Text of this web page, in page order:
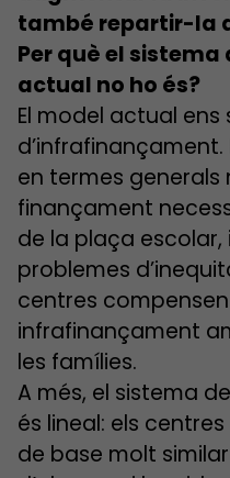
també repartir-la
Per què el
actual no ho és?
El model actual
en termes generals
finançament
de la plaça escolar,
problemes
centres
infrafinançament
les famílies.
A més, el sistema
és lineal: els
de base molt